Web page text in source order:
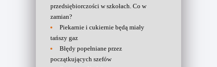
przedsiębiorczości w szkołach. Co w
zamian?
Piekarnie i cukiernie będą miały
tańszy gaz
Błędy popełniane przez
początkujących szefów